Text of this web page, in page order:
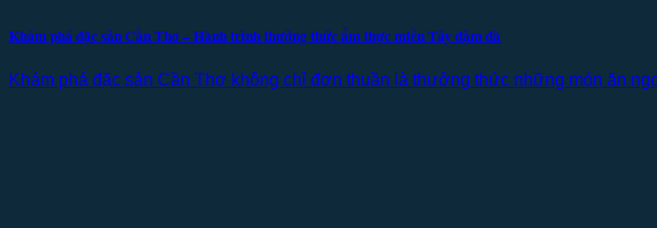
Khám phá đặc sản Cần Thơ – Hành trình thưởng thức ẩm thực miền Tây đậm đà
Khám phá đặc sản Cần Thơ không chỉ đơn thuần là thưởng thức những món ăn